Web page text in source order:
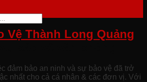
Vệ Thành Long Quảng
đảm bảo an ninh và sự bảo vệ đã trở
nhất cho cả cá nhân & các đơn vị. Với